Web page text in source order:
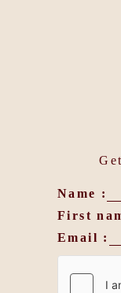
Name :
First
Email :